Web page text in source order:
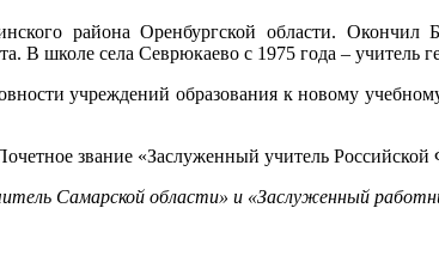
района Оренбургской области. Окончил
В школе села Севрюкаево с 1975 года –
учреждений образования к новому
звание «Заслуженный учитель Российской
Самарской области» и «Заслуженный